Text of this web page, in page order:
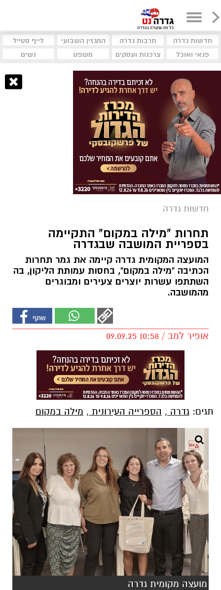
חדשות גדרה תרבות גדרה המגזין השבועי
לייף סטייל
פנאי ואוכל
צרכנות ועסקים משפט נשים
חדשות גדרה
תחרות "מילה במקום" התקיימה
בספריית המושבה שבגדרה
המועצה המקומית גדרה קיימה את גמר תחרות
הכתיבה "מילה במקום", בחסות עמותת הליקון, בה
השתתפו עשרות יוצרים צעירים ומבוגרים
מהמושבה.
אופיר למב / 10:58 09.09.25
תגים: גדרה , הספרייה העירונית , מילה במקום
מועצה מקומית גדרה